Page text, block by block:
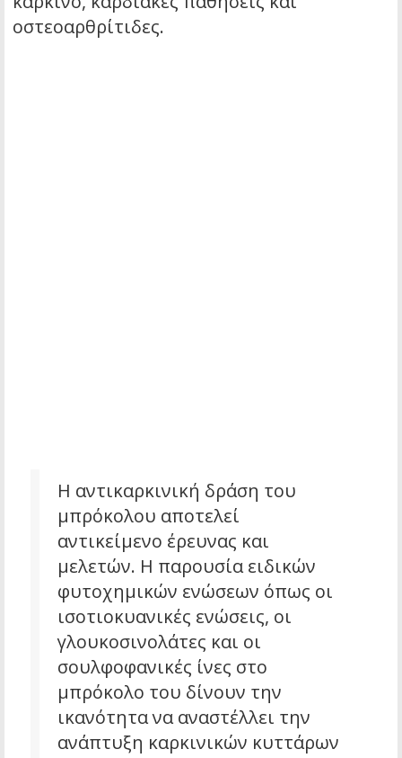
οστεοαρθρίτιδες.
Η αντικαρκινική δράση του
μπρόκολου αποτελεί
αντικείμενο έρευνας και
μελετών. Η παρουσία ειδικών
φυτοχημικών ενώσεων όπως οι
ισοτιοκυανικές ενώσεις, οι
γλουκοσινολάτες και οι
σουλφοφανικές ίνες στο
μπρόκολο του δίνουν την
ικανότητα να αναστέλλει την
ανάπτυξη καρκινικών κυττάρων